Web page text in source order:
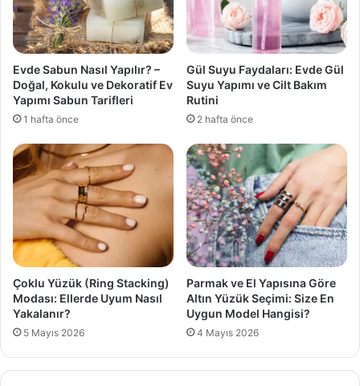
Evde Sabun Nasıl Yapılır? –
Doğal, Kokulu ve Dekoratif Ev
Yapımı Sabun Tarifleri
1 hafta önce
Gül Suyu Faydaları: Evde Gül
Suyu Yapımı ve Cilt Bakım
Rutini
2 hafta önce
Çoklu Yüzük (Ring Stacking)
Modası: Ellerde Uyum Nasıl
Yakalanır?
5 Mayıs 2026
Parmak ve El Yapısına Göre
Altın Yüzük Seçimi: Size En
Uygun Model Hangisi?
4 Mayıs 2026